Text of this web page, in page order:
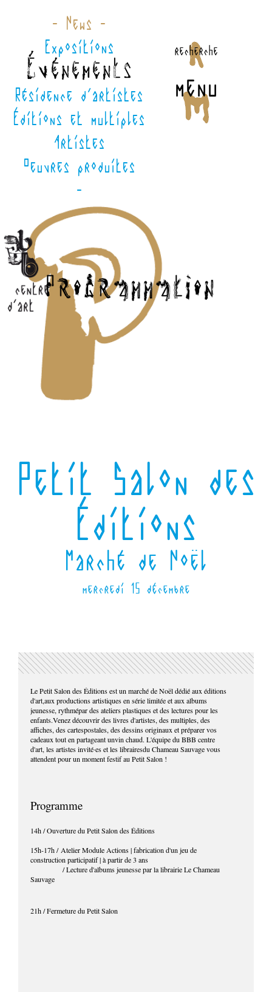
recherche
menu
- News -
Expositions
Événements
Résidence d'artistes
Éditions et multiples
Artistes
Oeuvres produites
-
Petit Salon des
Éditions
Marché de Noël
mercredi 15 décembre
Le Petit Salon des Éditions est un marché de Noël dédié aux éditions
d'art,aux productions artistiques en série limitée et aux albums
jeunesse, rythmépar des ateliers plastiques et des lectures pour les
enfants.Venez découvrir des livres d'artistes, des multiples, des
affiches, des cartespostales, des dessins originaux et préparer vos
cadeaux tout en partageant unvin chaud. L'équipe du BBB centre
d'art, les artistes invité·es et les librairesdu Chameau Sauvage vous
attendent pour un moment festif au Petit Salon !
Programme
14h/ Ouverture du Petit Salon des Éditions
15h-17h / Atelier Module Actions | fabrication d'un jeu de
construction participatif | à partir de 3 ans
/ Lecture d'albums jeunesse par la librairie Le Chameau
Sauvage
21h / Fermeture du Petit Salon